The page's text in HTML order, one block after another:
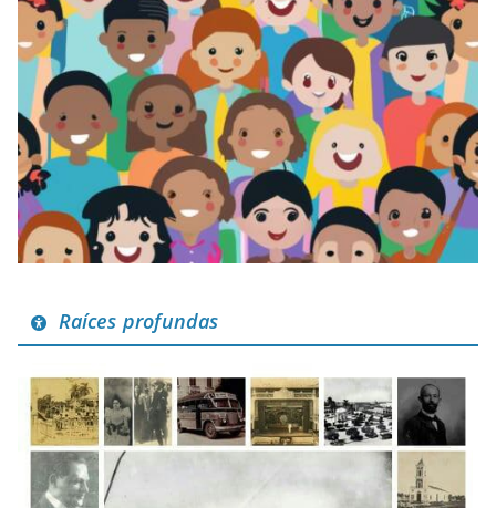
Raíces profundas